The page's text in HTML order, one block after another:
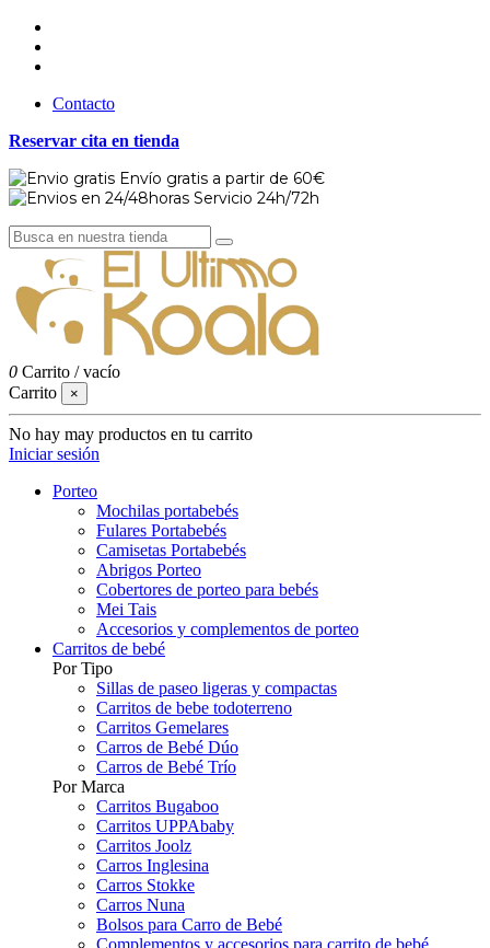
Contacto
Reservar cita en tienda
Envío gratis a partir de 60€
Servicio 24h/72h
0 Carrito /vacío
Carrito
×
No hay may productos en tu carrito
Iniciar sesión
Porteo
Mochilas portabebés
Fulares Portabebés
Camisetas Portabebés
Abrigos Porteo
Cobertores de porteo para bebés
Mei Tais
Accesorios y complementos de porteo
Carritos de bebé
Por Tipo
Sillas de paseo ligeras y compactas
Carritos de bebe todoterreno
Carritos Gemelares
Carros de Bebé Dúo
Carros de Bebé Trío
Por Marca
Carritos Bugaboo
Carritos UPPAbaby
Carritos Joolz
Carros Inglesina
Carros Stokke
Carros Nuna
Bolsos para Carro de Bebé
Complementos y accesorios para carrito de bebé